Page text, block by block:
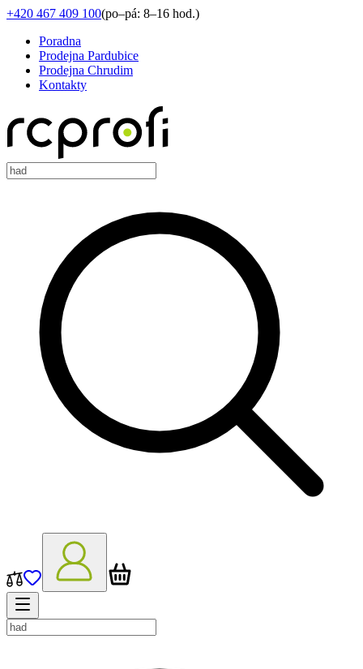
+420 467 409 100(po–pá: 8–16 hod.)
Poradna
Prodejna Pardubice
Prodejna Chrudim
Kontakty